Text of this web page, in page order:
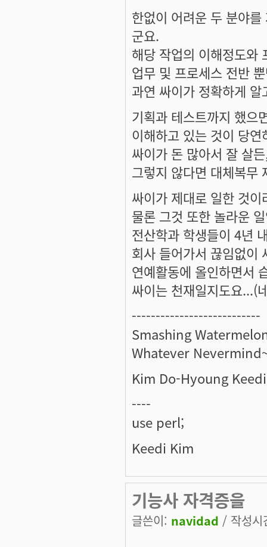
한없이 어려운 두 분야
군요.
해당 작업의 이해정도와
업무 및 프로세스 전반
과연 싸이가 정확하게 알
기획과 테스트까지 했으
이해하고 있는 것이 당
싸이가 돈 많아서 잘 살
그렇지 않다면 대체복무
싸이가 제대로 일한 것이
물론 그것 또한 놀라운
전산학과 학생들이 4년
회사 들어가서 끊임없이
연예활동에 올인하면서
싸이는 천재일지도요...(
---------------------------
Smashing
Whatever
Kim Do-Hyoung Keedi
----
use perl;
Keedi Kim
기능사 자격증을
글쓴이: navidad / 작성